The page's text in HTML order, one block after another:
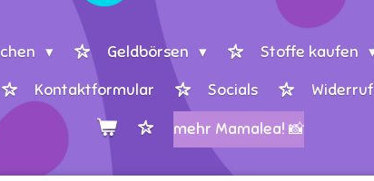
Geldbörsen Stoffe kaufen
Kontaktformular Socials Widerruf
mehr Mamalea! 📸